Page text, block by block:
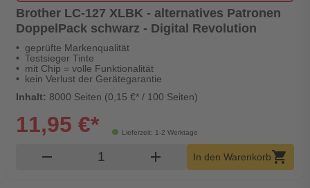
Brother LC-127 XLBK - alternatives Patronen
DoppelPack schwarz - Digital Revolution
geprüfte Markenqualität
Testsieger Tinte
mit Chip = volle Funktionalität
kein Verlust der Gerätegarantie
Inhalt: 8000 Seiten (0,15 €* / 100 Seiten)
Lieferzeit: 1-2 Werktage
11,95 €*
remove Produkt Warenkorb Menge
add In den Warenkorbshopping_cart